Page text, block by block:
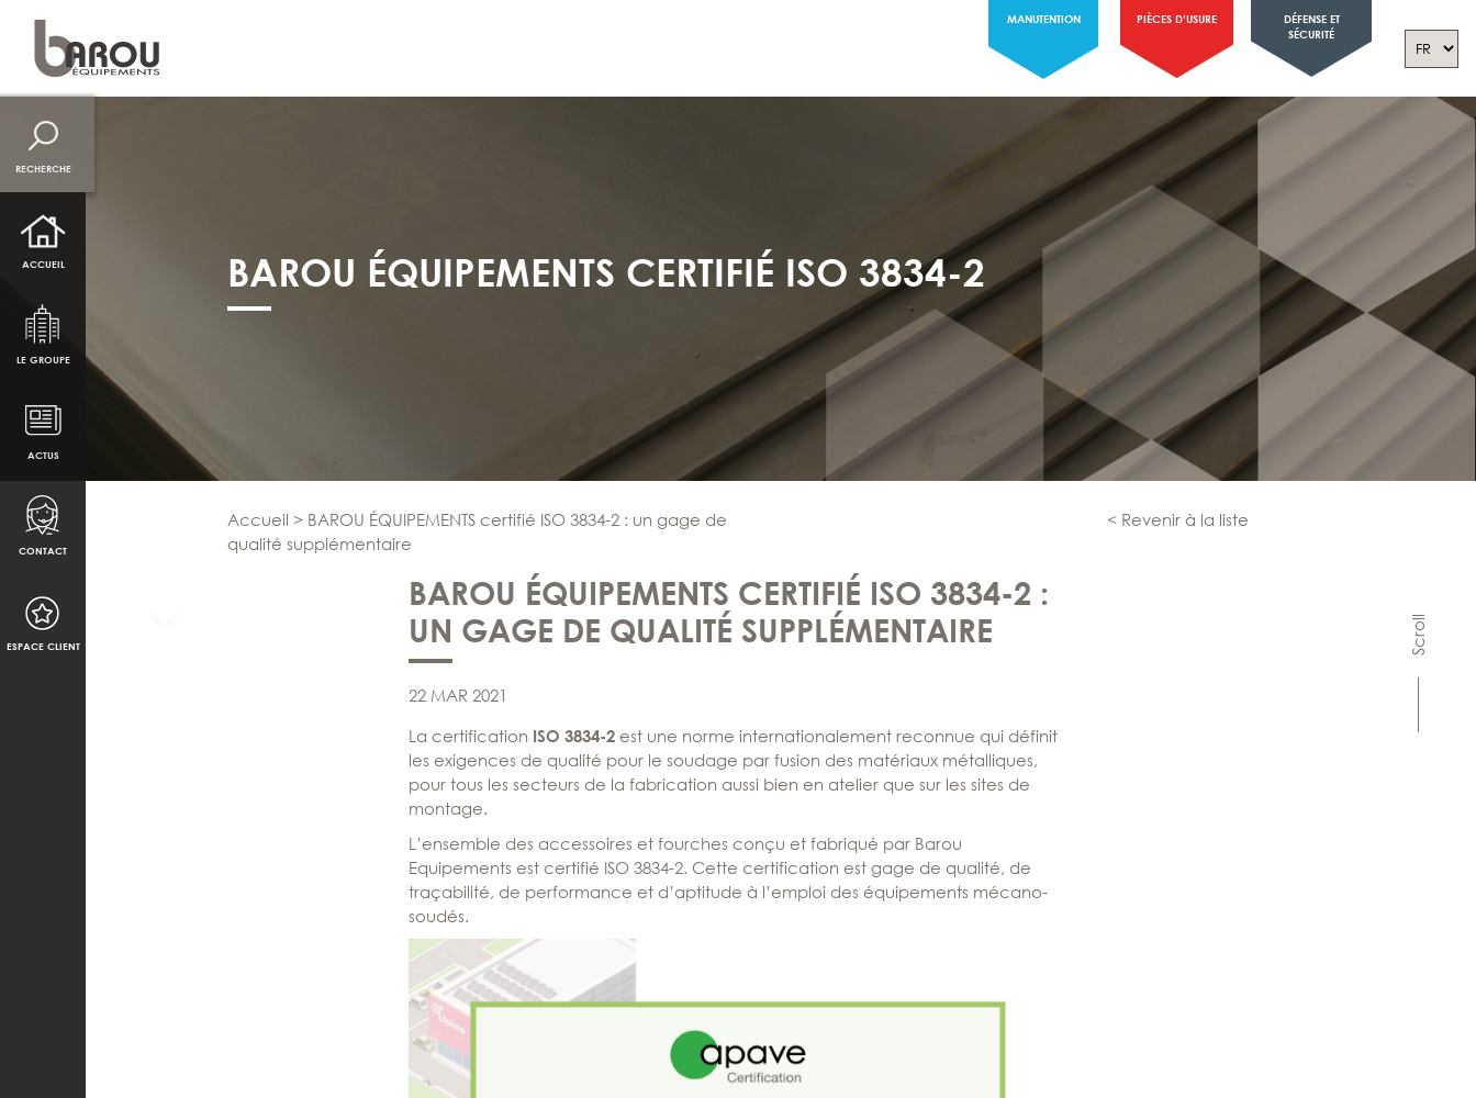
NAVIGATION PRINCIPALE
MANUTENTION PIÈCES D’USURE
DÉFENSE ET
SÉCURITÉ
RECHERCHE
ACCUEIL
LE GROUPE
ACTUS
CONTACT
ESPACE CLIENT
BAROU ÉQUIPEMENTS CERTIFIÉ ISO 3834-2
Scroll
Accueil > BAROU ÉQUIPEMENTS certifié ISO 3834-2 : un gage de
qualité supplémentaire
< Revenir à la liste
BAROU ÉQUIPEMENTS CERTIFIÉ ISO 3834-2 :
UN GAGE DE QUALITÉ SUPPLÉMENTAIRE
22 MAR 2021
La certification ISO 3834-2 est une norme internationalement reconnue qui définit
les exigences de qualité pour le soudage par fusion des matériaux métalliques,
pour tous les secteurs de la fabrication aussi bien en atelier que sur les sites de
montage.
L’ensemble des accessoires et fourches conçu et fabriqué par Barou
Equipements est certifié ISO 3834-2. Cette certification est gage de qualité, de
traçabilité, de performance et d’aptitude à l’emploi des équipements mécano-
soudés.